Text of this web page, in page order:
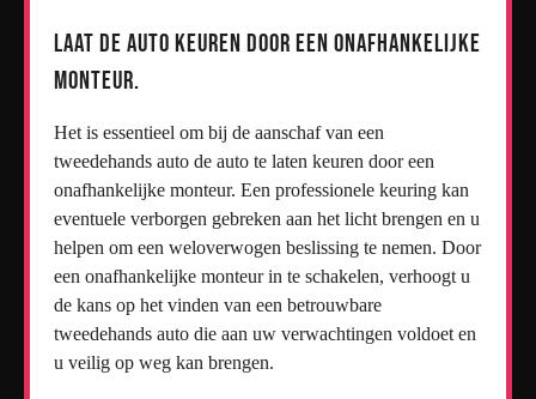
Laat de auto keuren door een onafhankelijke
monteur.
Het is essentieel om bij de aanschaf van een
tweedehands auto de auto te laten keuren door een
onafhankelijke monteur. Een professionele keuring kan
eventuele verborgen gebreken aan het licht brengen en u
helpen om een weloverwogen beslissing te nemen. Door
een onafhankelijke monteur in te schakelen, verhoogt u
de kans op het vinden van een betrouwbare
tweedehands auto die aan uw verwachtingen voldoet en
u veilig op weg kan brengen.